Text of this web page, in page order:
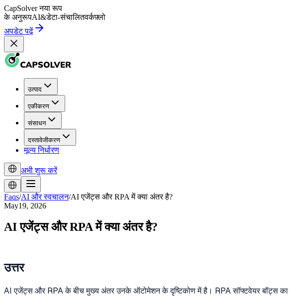
CapSolver नया रूप
के अनुरूपAI&डेटा-संचालितवर्कफ़्लो
अपडेट पढ़ें
उत्पाद
एकीकरण
संसाधन
दस्तावेजीकरण
मूल्य निर्धारण
अभी शुरू करें
Faqs/AI और स्वचालन/AI एजेंट्स और RPA में क्या अंतर है?
May19, 2026
AI एजेंट्स और RPA में क्या अंतर है?
उत्तर
AI एजेंट्स और RPA के बीच मुख्य अंतर उनके ऑटोमेशन के दृष्टिकोण में है। RPA सॉफ्टवेयर बॉट्स का